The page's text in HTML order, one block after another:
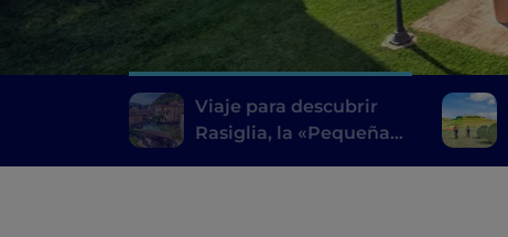
Viaje para descubrir
Rasiglia, la «Pequeña